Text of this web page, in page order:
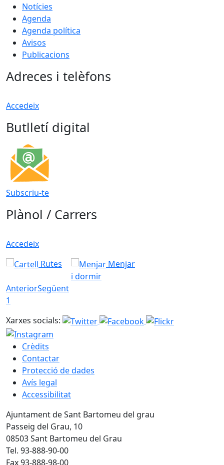
Notícies
Agenda
Agenda política
Avisos
Publicacions
Adreces i telèfons
Accedeix
Butlletí digital
Subscriu-te
Plànol / Carrers
Accedeix
Rutes
Menjar
i dormir
AnteriorSegüent
1
Xarxes socials:
Crèdits
Contactar
Protecció de dades
Avís legal
Accessibilitat
Ajuntament de Sant Bartomeu del grau
Passeig del Grau, 10
08503 Sant Bartomeu del Grau
Tel. 93-888-90-00
Fax 93-888-98-00